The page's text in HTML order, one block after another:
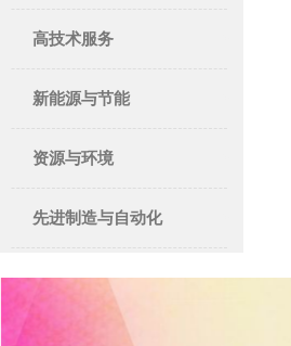
高技术服务
新能源与节能
资源与环境
先进制造与自动化